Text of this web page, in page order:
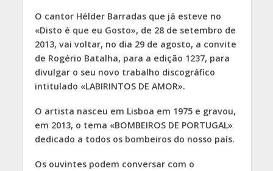
O cantor Hélder Barradas que já esteve no
«Disto é que eu Gosto», de 28 de setembro de
2013, vai voltar, no dia 29 de agosto, a convite
de Rogério Batalha, para a edição 1237, para
divulgar o seu novo trabalho discográfico
intitulado «LABIRINTOS DE AMOR».
O artista nasceu em Lisboa em 1975 e gravou,
em 2013, o tema «BOMBEIROS DE PORTUGAL»
dedicado a todos os bombeiros do nosso país.
Os ouvintes podem conversar com o